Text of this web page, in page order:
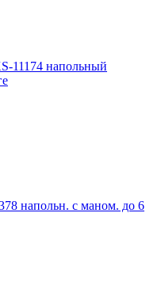
11174 напольный
напольн. с маном. до 6